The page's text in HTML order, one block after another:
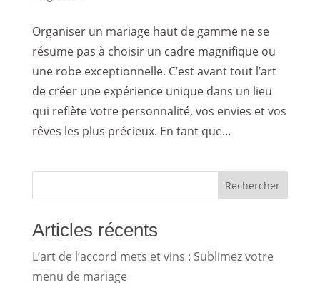
Organiser un mariage haut de gamme ne se
résume pas à choisir un cadre magnifique ou
une robe exceptionnelle. C’est avant tout l’art
de créer une expérience unique dans un lieu
qui reflète votre personnalité, vos envies et vos
rêves les plus précieux. En tant que...
Rechercher
Articles récents
L’art de l’accord mets et vins : Sublimez votre
menu de mariage